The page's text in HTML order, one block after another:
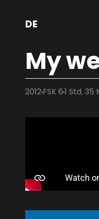
DE
My
2012FSK 61 Std. 35